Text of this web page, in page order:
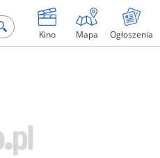
Kino Mapa Ogłoszenia